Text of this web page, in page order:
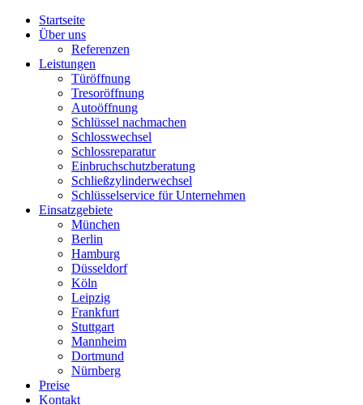
Startseite
Über uns
Referenzen
Leistungen
Türöffnung
Tresoröffnung
Аutoöffnung
Schlüssel nachmachen
Schlosswechsel
Schlossreparatur
Einbruchschutzberatung
Schließzylinderwechsel
Schlüsselservice für Unternehmen
Einsatzgebiete
München
Berlin
Hamburg
Düsseldorf
Köln
Leipzig
Frankfurt
Stuttgart
Mannheim
Dortmund
Nürnberg
Preise
Kontakt